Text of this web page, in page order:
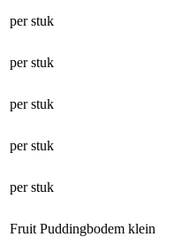
per stuk
per stuk
per stuk
per stuk
per stuk
Fruit Puddingbodem klein